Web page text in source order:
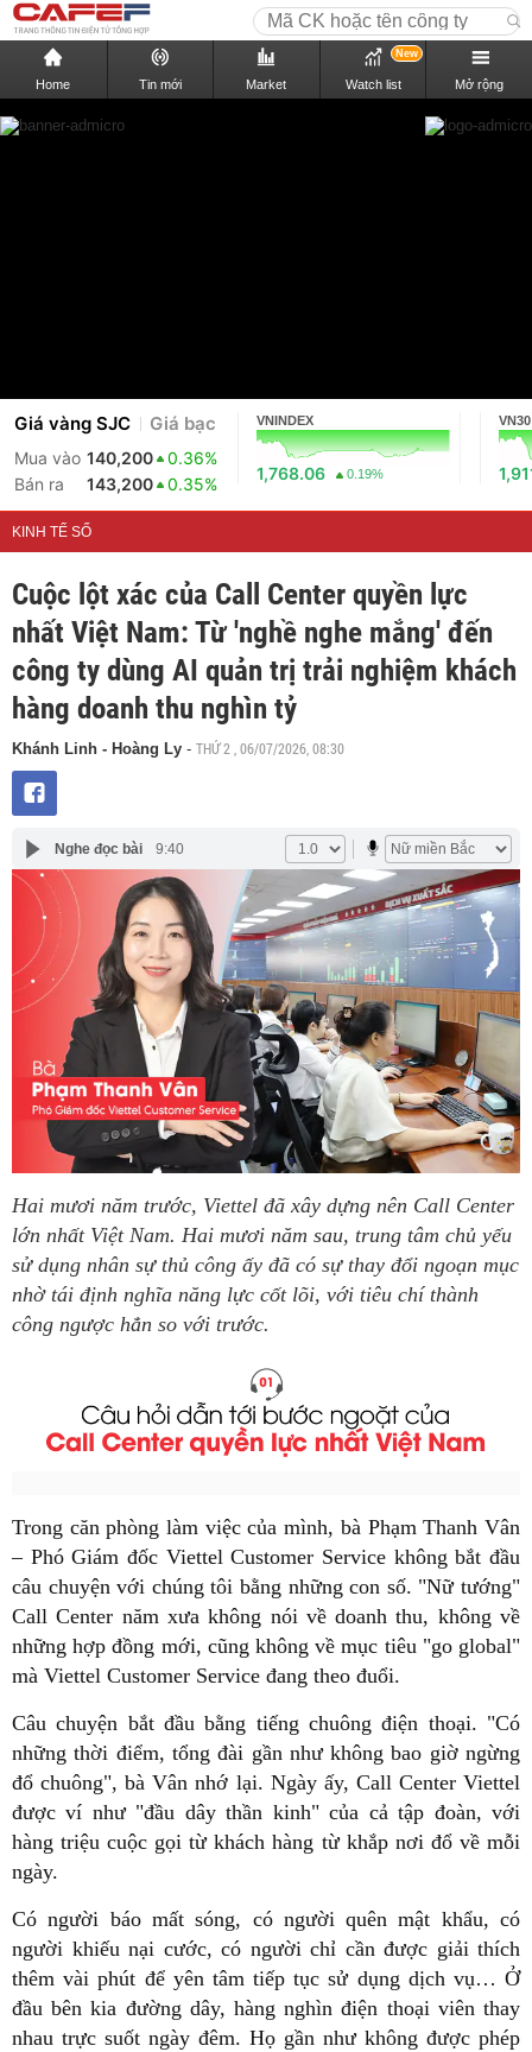
Home Tin mới Market Watch list
New
Mở rộng
Giá vàng SJC Giá bạc
Mua vào 140,200
0.36%
Bán ra
143,200 0.35%
VNINDEX
1,768.06 0.19%
VN30
KINH TẾ SỐ
Cuộc lột xác của Call Center quyền lực
nhất Việt Nam: Từ 'nghề nghe mắng' đến
công ty dùng AI quản trị trải nghiệm khách
hàng doanh thu nghìn tỷ
Khánh Linh - Hoàng Ly - THỨ 2 , 06/07/2026, 08:30
Nghe đọc bài 9:40
Hai mươi năm trước, Viettel đã xây dựng nên Call Center
lớn nhất Việt Nam. Hai mươi năm sau, trung tâm chủ yếu
sử dụng nhân sự thủ công ấy đã có sự thay đổi ngoạn mục
nhờ tái định nghĩa năng lực cốt lõi, với tiêu chí thành
công ngược hẳn so với trước.
Trong căn phòng làm việc của mình, bà Phạm Thanh Vân
– Phó Giám đốc Viettel Customer Service không bắt đầu
câu chuyện với chúng tôi bằng những con số. "Nữ tướng"
Call Center năm xưa không nói về doanh thu, không về
những hợp đồng mới, cũng không về mục tiêu "go global"
mà Viettel Customer Service đang theo đuổi.
Câu chuyện bắt đầu bằng tiếng chuông điện thoại. "Có
những thời điểm, tổng đài gần như không bao giờ ngừng
đổ chuông", bà Vân nhớ lại. Ngày ấy, Call Center Viettel
được ví như "đầu dây thần kinh" của cả tập đoàn, với
hàng triệu cuộc gọi từ khách hàng từ khắp nơi đổ về mỗi
ngày.
Có người báo mất sóng, có người quên mật khẩu, có
người khiếu nại cước, có người chỉ cần được giải thích
thêm vài phút để yên tâm tiếp tục sử dụng dịch vụ… Ở
đầu bên kia đường dây, hàng nghìn điện thoại viên thay
nhau trực suốt ngày đêm. Họ gần như không được phép